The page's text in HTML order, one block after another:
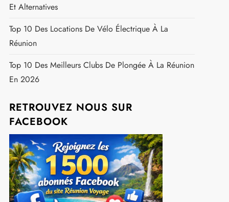
Critique Et Les Solutions De Prévention Efficaces
Pour Éviter Les Requins
La Diagonale Des Fous : Plongez Dans L'univers
Épique Du Grand Raid De L'île De La Réunion
Prix D'un Taxi À La Réunion : Tarifs, Trajets Populaires
Et Alternatives
Top 10 Des Locations De Vélo Électrique À La
Réunion